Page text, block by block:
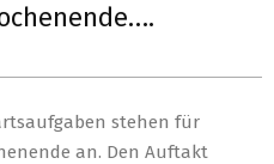
stehen für
an. Den Auftakt